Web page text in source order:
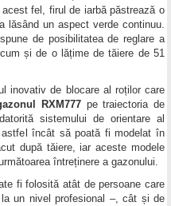
fel, firul de iarbă păstrează o
lăsând un aspect verde continuu.
de posibilitatea de reglare a
și de o lățime de tăiere de 51
inovativ de blocare al roților care
RXM777 pe traiectoria de
sistemului de orientare al
încât să poată fi modelat în
după tăiere, iar aceste modele
întreținere a gazonului.
fi folosită atât de persoane care
un nivel profesional –, cât și de